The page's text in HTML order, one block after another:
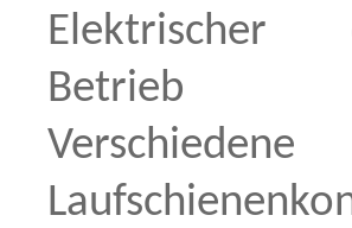
Elektrischer
Betrieb
Verschiedene